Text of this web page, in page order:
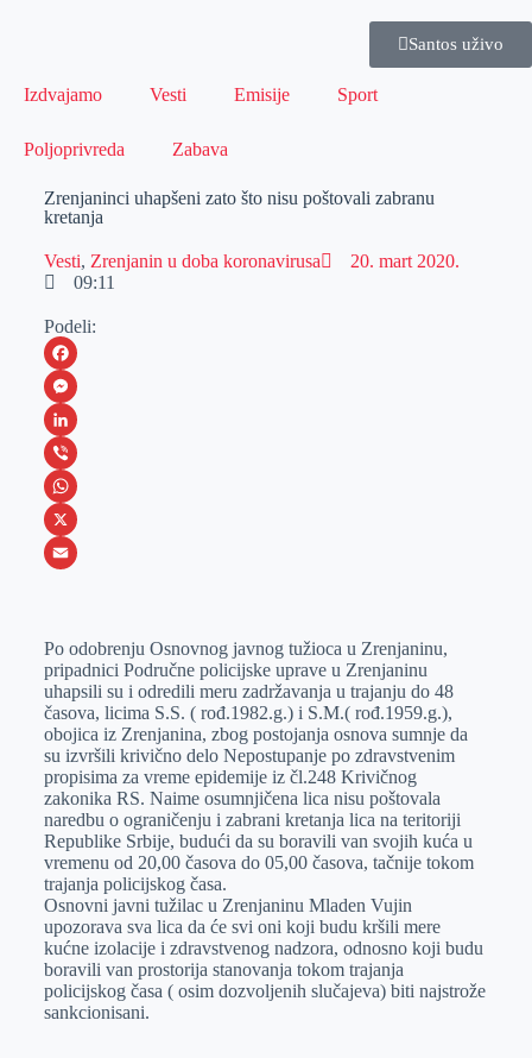
Santos uživo
Izdvajamo Vesti Emisije Sport
Poljoprivreda Zabava
Zrenjaninci uhapšeni zato što nisu poštovali zabranu
kretanja
Vesti, Zrenjanin u doba koronavirusa
20. mart 2020.
09:11
Podeli:
F
a
c
e
b
o
M
e
s
s
e
e
r
L
i
n
k
I
n
V
i
b
W
h
s
A
p
p
X
a
i
l
Po odobrenju Osnovnog javnog tužioca u Zrenjaninu,
pripadnici Područne policijske uprave u Zrenjaninu
uhapsili su i odredili meru zadržavanja u trajanju do 48
časova, licima S.S. ( rođ.1982.g.) i S.M.( rođ.1959.g.),
obojica iz Zrenjanina, zbog postojanja osnova sumnje da
su izvršili krivično delo Nepostupanje po zdravstvenim
propisima za vreme epidemije iz čl.248 Krivičnog
zakonika RS. Naime osumnjičena lica nisu poštovala
naredbu o ograničenju i zabrani kretanja lica na teritoriji
Republike Srbije, budući da su boravili van svojih kuća u
vremenu od 20,00 časova do 05,00 časova, tačnije tokom
trajanja policijskog časa.
Osnovni javni tužilac u Zrenjaninu Mladen Vujin
upozorava sva lica da će svi oni koji budu kršili mere
kućne izolacije i zdravstvenog nadzora, odnosno koji budu
boravili van prostorija stanovanja tokom trajanja
policijskog časa ( osim dozvoljenih slučajeva) biti najstrože
sankcionisani.